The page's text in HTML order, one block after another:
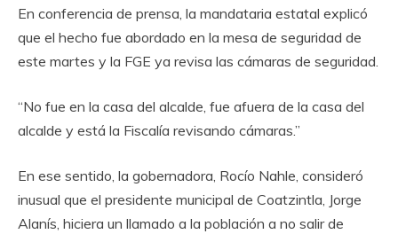
En conferencia de prensa, la mandataria estatal explicó
que el hecho fue abordado en la mesa de seguridad de
este martes y la FGE ya revisa las cámaras de seguridad.
“No fue en la casa del alcalde, fue afuera de la casa del
alcalde y está la Fiscalía revisando cámaras.”
En ese sentido, la gobernadora, Rocío Nahle, consideró
inusual que el presidente municipal de Coatzintla, Jorge
Alanís, hiciera un llamado a la población a no salir de